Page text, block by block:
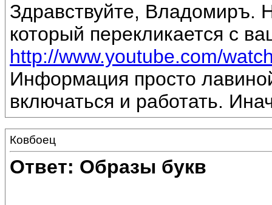
Здравствуйте, Владомиръ.
который перекликается с
http://www.youtube.com/
Информация просто
включаться и работать.
Ковбоец
Ответ: Образы букв